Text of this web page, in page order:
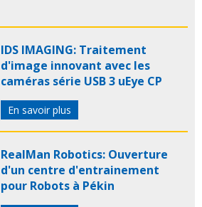
IDS IMAGING: Traitement
d'image innovant avec les
caméras série USB 3 uEye CP
En savoir plus
RealMan Robotics: Ouverture
d'un centre d'entrainement
pour Robots à Pékin